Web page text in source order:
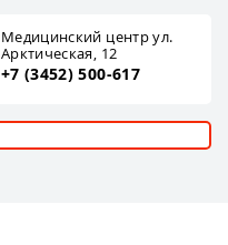
Медицинский центр ул.
Арктическая, 12
+7 (3452) 500-617